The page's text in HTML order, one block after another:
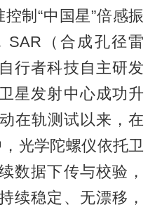
制“中国星”倍感振
SAR（合成孔径雷
行者科技自主研发
星发射中心成功升
在轨测试以来，在
光学陀螺仪依托卫
数据下传与校验，
续稳定、无漂移，